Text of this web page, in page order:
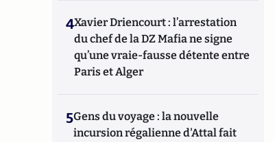
4Xavier Driencourt : l’arrestation
du chef de la DZ Mafia ne signe
qu’une vraie-fausse détente entre
Paris et Alger
5Gens du voyage : la nouvelle
incursion régalienne d'Attal fait